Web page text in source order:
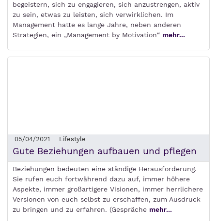
begeistern, sich zu engagieren, sich anzustrengen, aktiv
zu sein, etwas zu leisten, sich verwirklichen. Im
Management hatte es lange Jahre, neben anderen
Strategien, ein „Management by Motivation“ mehr...
05/04/2021 Lifestyle
Gute Beziehungen aufbauen und pflegen
Beziehungen bedeuten eine ständige Herausforderung.
Sie rufen euch fortwährend dazu auf, immer höhere
Aspekte, immer großartigere Visionen, immer herrlichere
Versionen von euch selbst zu erschaffen, zum Ausdruck
zu bringen und zu erfahren. (Gespräche mehr...